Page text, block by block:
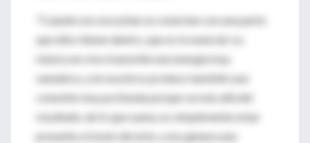
"Cuando nos escuchan se conectan con una parte
que ellos tienen dentro, que es lo esencial. La
música en vivo transmite una energía muy
sanadora, y en nosotros produce también una
conexión muy profunda porque va más allá del
resultado, de lo que suena, es simplemente estar
presente a través del arte, y eso genera una